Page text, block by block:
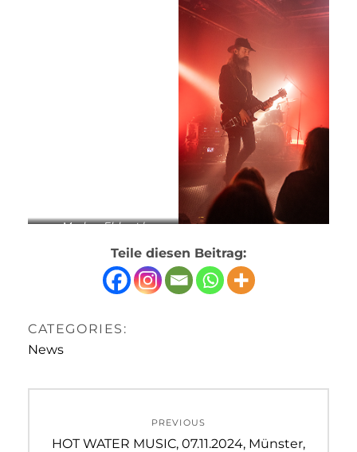
Markus Ebbert |
photography.de | 2024Teile diesen Beitrag:
CATEGORIES:
News
Navigation
PREVIOUS
Previous
HOT WATER MUSIC, 07.11.2024, Münster,